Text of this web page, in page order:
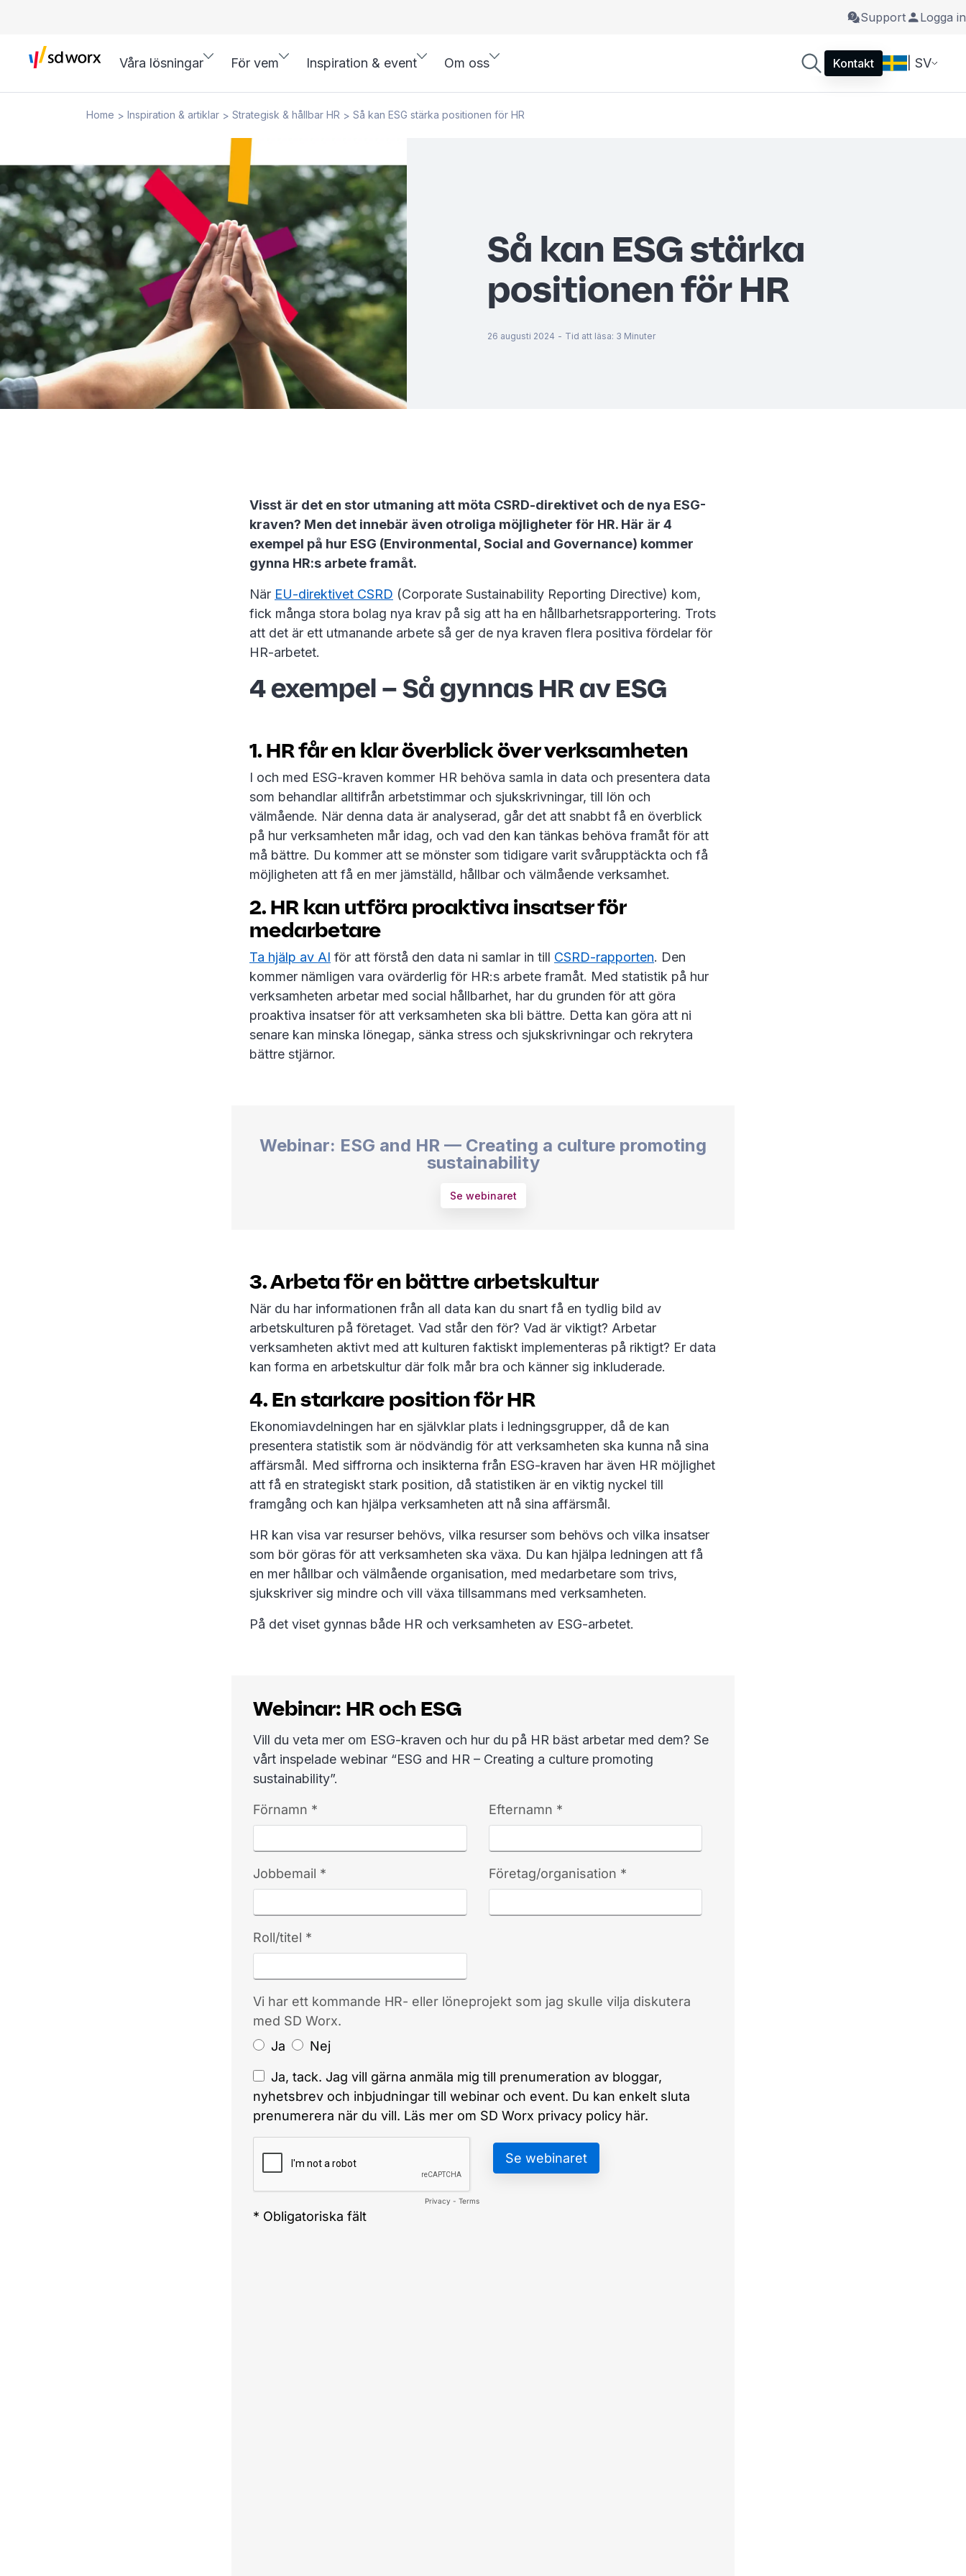
Support Logga in
Våra lösningar För vem Inspiration & event Om oss Kontakt | SV
Home > Inspiration & artiklar > Strategisk & hållbar HR > Så kan ESG stärka positionen för HR
Så kan ESG stärka
positionen för HR
26 augusti 2024 - Tid att läsa: 3 Minuter
Visst är det en stor utmaning att möta CSRD-direktivet och de nya ESG-
kraven? Men det innebär även otroliga möjligheter för HR. Här är 4
exempel på hur ESG (Environmental, Social and Governance) kommer
gynna HR:s arbete framåt.
När EU-direktivet CSRD (Corporate Sustainability Reporting Directive) kom,
fick många stora bolag nya krav på sig att ha en hållbarhetsrapportering. Trots
att det är ett utmanande arbete så ger de nya kraven flera positiva fördelar för
HR-arbetet.
4 exempel – Så gynnas HR av ESG
1. HR får en klar överblick över verksamheten
I och med ESG-kraven kommer HR behöva samla in data och presentera data
som behandlar alltifrån arbetstimmar och sjukskrivningar, till lön och
välmående. När denna data är analyserad, går det att snabbt få en överblick
på hur verksamheten mår idag, och vad den kan tänkas behöva framåt för att
må bättre. Du kommer att se mönster som tidigare varit svårupptäckta och få
möjligheten att få en mer jämställd, hållbar och välmående verksamhet.
2. HR kan utföra proaktiva insatser för
medarbetare
Ta hjälp av AI för att förstå den data ni samlar in till CSRD-rapporten. Den
kommer nämligen vara ovärderlig för HR:s arbete framåt. Med statistik på hur
verksamheten arbetar med social hållbarhet, har du grunden för att göra
proaktiva insatser för att verksamheten ska bli bättre. Detta kan göra att ni
senare kan minska lönegap, sänka stress och sjukskrivningar och rekrytera
bättre stjärnor.
Webinar: ESG and HR — Creating a culture promoting
sustainability
Se webinaret
3. Arbeta för en bättre arbetskultur
När du har informationen från all data kan du snart få en tydlig bild av
arbetskulturen på företaget. Vad står den för? Vad är viktigt? Arbetar
verksamheten aktivt med att kulturen faktiskt implementeras på riktigt? Er data
kan forma en arbetskultur där folk mår bra och känner sig inkluderade.
4. En starkare position för HR
Ekonomiavdelningen har en självklar plats i ledningsgrupper, då de kan
presentera statistik som är nödvändig för att verksamheten ska kunna nå sina
affärsmål. Med siffrorna och insikterna från ESG-kraven har även HR möjlighet
att få en strategiskt stark position, då statistiken är en viktig nyckel till
framgång och kan hjälpa verksamheten att nå sina affärsmål.
HR kan visa var resurser behövs, vilka resurser som behövs och vilka insatser
som bör göras för att verksamheten ska växa. Du kan hjälpa ledningen att få
en mer hållbar och välmående organisation, med medarbetare som trivs,
sjukskriver sig mindre och vill växa tillsammans med verksamheten.
På det viset gynnas både HR och verksamheten av ESG-arbetet.
Webinar: HR och ESG
Vill du veta mer om ESG-kraven och hur du på HR bäst arbetar med dem? Se
vårt inspelade webinar “ESG and HR – Creating a culture promoting
sustainability”.